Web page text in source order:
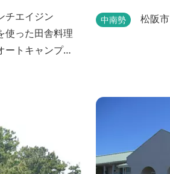
チエイジン
使った田舎料理
ートキャンプ
曜日には屋外
旅館として、
風呂、リフト
中南勢 松阪市